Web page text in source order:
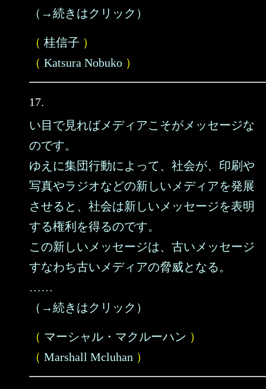
（→続きはクリック）
（ 桂信子 ）
（ Katsura Nobuko ）
17.
い目で見ればメディアこそがメッセージな
のです。
ゆえに集団行動によって、社会が、印刷や
写真やラジオなどの新しいメディアを発展
させると、社会は新しいメッセージを表明
する権利を得るのです。
この新しいメッセージは、古いメッセージ
すなわち古いメディアの脅威となる。
……
（→続きはクリック）
（ マーシャル・マクルーハン ）
（ Marshall Mcluhan ）